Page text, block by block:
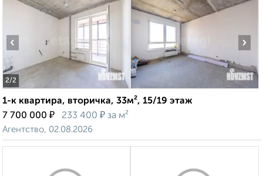
2/2
‹ ›
1-к квартира, вторичка, 33м², 15/19 этаж
7 700 000 ₽ 233 400 ₽ за м²
Агентство, 02.08.2026